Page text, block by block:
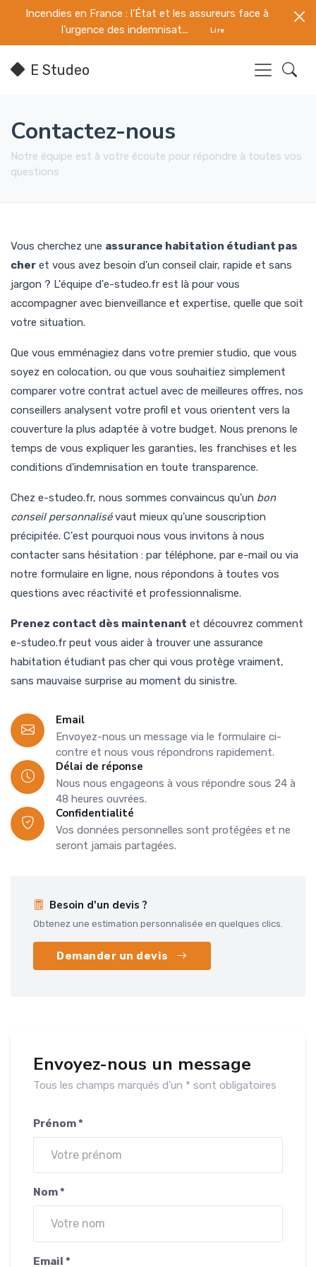
Incendies en France : l’État et les assureurs face à
l’urgence des indemnisat...
Lire
E Studeo
Contactez-nous
Notre équipe est à votre écoute pour répondre à toutes vos
questions
Vous cherchez une assurance habitation étudiant pas
cher et vous avez besoin d'un conseil clair, rapide et sans
jargon ? L'équipe d'e-studeo.fr est là pour vous
accompagner avec bienveillance et expertise, quelle que soit
votre situation.
Que vous emménagiez dans votre premier studio, que vous
soyez en colocation, ou que vous souhaitiez simplement
comparer votre contrat actuel avec de meilleures offres, nos
conseillers analysent votre profil et vous orientent vers la
couverture la plus adaptée à votre budget. Nous prenons le
temps de vous expliquer les garanties, les franchises et les
conditions d'indemnisation en toute transparence.
Chez e-studeo.fr, nous sommes convaincus qu'un bon
conseil personnalisévaut mieux qu'une souscription
précipitée. C'est pourquoi nous vous invitons à nous
contacter sans hésitation : par téléphone, par e-mail ou via
notre formulaire en ligne, nous répondons à toutes vos
questions avec réactivité et professionnalisme.
Prenez contact dès maintenant et découvrez comment
e-studeo.fr peut vous aider à trouver une assurance
habitation étudiant pas cher qui vous protège vraiment,
sans mauvaise surprise au moment du sinistre.
Email
Envoyez-nous un message via le formulaire ci-
contre et nous vous répondrons rapidement.
Délai de réponse
Nous nous engageons à vous répondre sous 24 à
48 heures ouvrées.
Confidentialité
Vos données personnelles sont protégées et ne
seront jamais partagées.
Besoin d'un devis ?
Obtenez une estimation personnalisée en quelques clics.
Demander un devis
Envoyez-nous un message
Tous les champs marqués d'un * sont obligatoires
Prénom *
Nom *
Email *